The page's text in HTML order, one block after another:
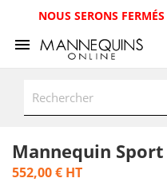
NOUS SERONS
Mannequin
552,00 € HT